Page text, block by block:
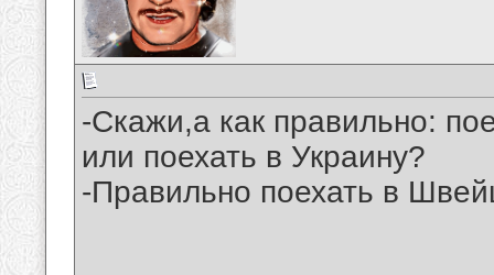
-Скажи,а как правильно:
или поехать в Украину?
-Правильно поехать в